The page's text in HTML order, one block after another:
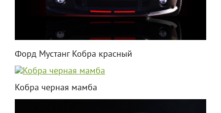
Форд Мустанг Кобра красный
Кобра черная мамба